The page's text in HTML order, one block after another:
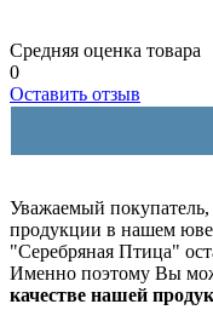
Средняя оценка товара
0
Оставить отзыв
Уважаемый
продукции в нашем
"Серебряная Птица"
Именно поэтому Вы
качестве нашей